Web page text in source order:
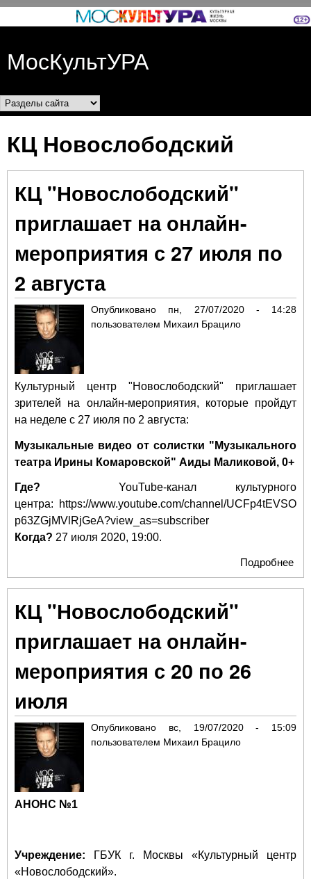
Перейти к основному
МосКультУРА
Разделы сайта
КЦ Новослободский
КЦ "Новослободский"
приглашает на онлайн-
мероприятия с 27 июля по
2 августа
Опубликовано пн, 27/07/2020 - 14:28
пользователем Михаил Брацило
Культурный центр "Новослободский" приглашает
зрителей на онлайн-мероприятия, которые пройдут
на неделе с 27 июля по 2 августа:
Музыкальные видео от солистки "Музыкального
театра Ирины Комаровской" Аиды Маликовой, 0+
Где? YouTube-канал культурного
центра:
https://www.youtube.com/channel/UCFp4tEVSO
p63ZGjMVlRjGeA?view_as=subscriber
Когда? 27 июля 2020, 19:00.
Подробнее
КЦ "Новослободский"
приглашает на онлайн-
мероприятия с 20 по 26
июля
Опубликовано вс, 19/07/2020 - 15:09
пользователем Михаил Брацило
АНОНС №1
Учреждение:
ГБУК г. Москвы «Культурный центр
«Новослободский».